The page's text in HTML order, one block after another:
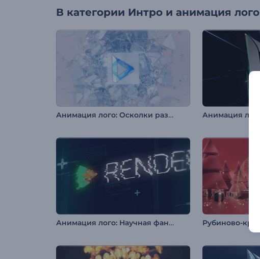
В категории Интро и анимация лого
Анимация лого: Осколки разбитого стекла
Анимация лого: Научная фантастика